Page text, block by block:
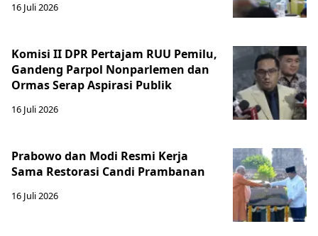
16 Juli 2026
Komisi II DPR Pertajam RUU Pemilu,
Gandeng Parpol Nonparlemen dan
Ormas Serap Aspirasi Publik
16 Juli 2026
Prabowo dan Modi Resmi Kerja
Sama Restorasi Candi Prambanan
16 Juli 2026